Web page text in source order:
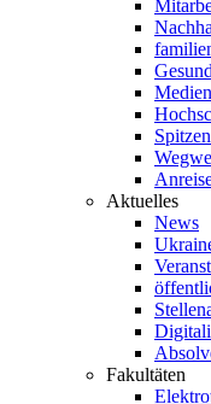
Aktuelles
News
Fakultäten